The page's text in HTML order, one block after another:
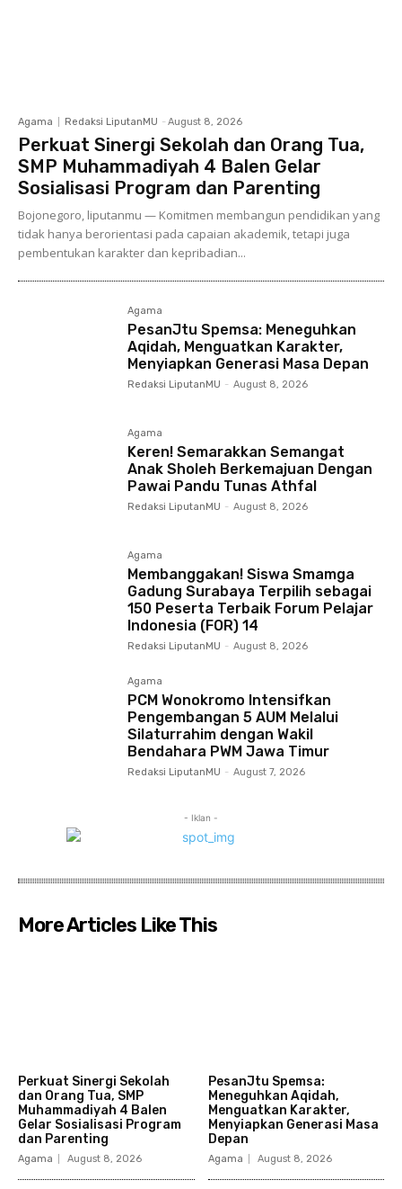
Agama Redaksi LiputanMU - August 8, 2026
Perkuat Sinergi Sekolah dan Orang Tua,
SMP Muhammadiyah 4 Balen Gelar
Sosialisasi Program dan Parenting
Bojonegoro, liputanmu — Komitmen membangun pendidikan yang
tidak hanya berorientasi pada capaian akademik, tetapi juga
pembentukan karakter dan kepribadian...
Agama
PesanJtu Spemsa: Meneguhkan
Aqidah, Menguatkan Karakter,
Menyiapkan Generasi Masa Depan
Redaksi LiputanMU - August 8, 2026
Agama
Keren! Semarakkan Semangat
Anak Sholeh Berkemajuan Dengan
Pawai Pandu Tunas Athfal
Redaksi LiputanMU - August 8, 2026
Agama
Membanggakan! Siswa Smamga
Gadung Surabaya Terpilih sebagai
150 Peserta Terbaik Forum Pelajar
Indonesia (FOR) 14
Redaksi LiputanMU - August 8, 2026
Agama
PCM Wonokromo Intensifkan
Pengembangan 5 AUM Melalui
Silaturrahim dengan Wakil
Bendahara PWM Jawa Timur
Redaksi LiputanMU - August 7, 2026
- Iklan -
More Articles Like This
Perkuat Sinergi Sekolah
dan Orang Tua, SMP
Muhammadiyah 4 Balen
Gelar Sosialisasi Program
dan Parenting
Agama August 8, 2026
PesanJtu Spemsa:
Meneguhkan Aqidah,
Menguatkan Karakter,
Menyiapkan Generasi Masa
Depan
Agama August 8, 2026